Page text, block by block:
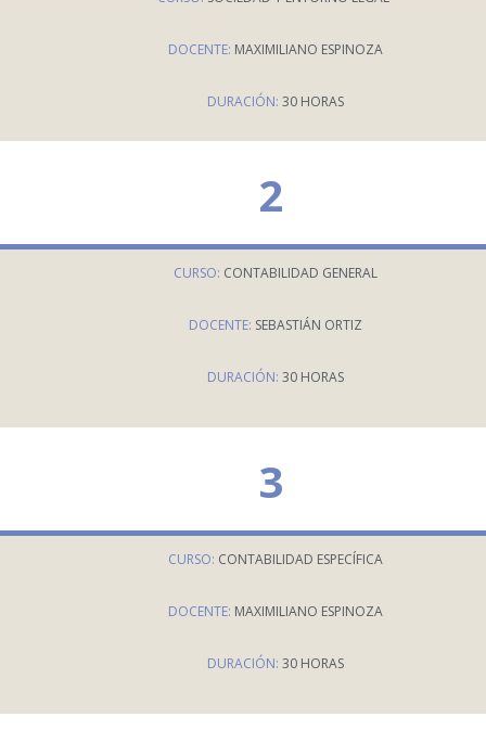
DOCENTE: MAXIMILIANO ESPINOZA
DURACIÓN: 30 HORAS
2
CURSO: CONTABILIDAD GENERAL
DOCENTE: SEBASTIÁN ORTIZ
DURACIÓN: 30 HORAS
3
CURSO: CONTABILIDAD ESPECÍFICA
DOCENTE: MAXIMILIANO ESPINOZA
DURACIÓN: 30 HORAS